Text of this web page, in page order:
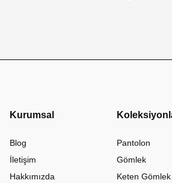
Kurumsal
Blog
İletişim
Hakkımızda
Pantolon
Gömlek
Keten Gömlek